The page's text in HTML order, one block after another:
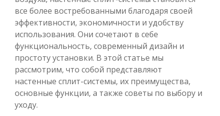
все более востребованными благодаря своей
эффективности, экономичности и удобству
использования. Они сочетают в себе
функциональность, современный дизайн и
простоту установки. В этой статье мы
рассмотрим, что собой представляют
настенные сплит-системы, их преимущества,
основные функции, а также советы по выбору и
уходу.